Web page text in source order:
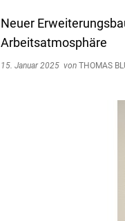
Neuer
Arbeitsatmosphäre
15. Januar 2025 von THOMAS